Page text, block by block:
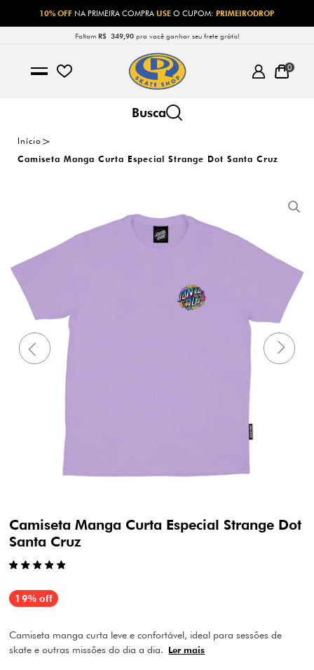
10% OFF NA PRIMEIRA COMPRAUSEO CUPOM:PRIMEIRODROP
Faltam R$ 349,90pra você ganhar seu frete grátis!
0
Início
Camiseta Manga Curta Especial Strange Dot Santa Cruz
Camiseta Manga Curta Especial Strange Dot
Santa Cruz
19% off
Camiseta manga curta leve e confortável, ideal para sessões de
skate e outras missões do dia a dia. Ler mais